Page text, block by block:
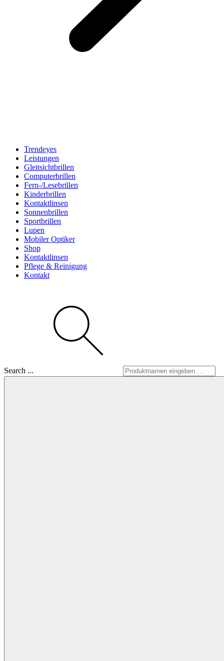
Trendeyes
Leistungen
Gleitsichtbrillen
Computerbrillen
Fern-/Lesebrillen
Kinderbrillen
Kontaktlinsen
Sonnenbrillen
Sportbrillen
Lupen
Mobiler Optiker
Shop
Kontaktlinsen
Pflege & Reinigung
Kontakt
Search ...